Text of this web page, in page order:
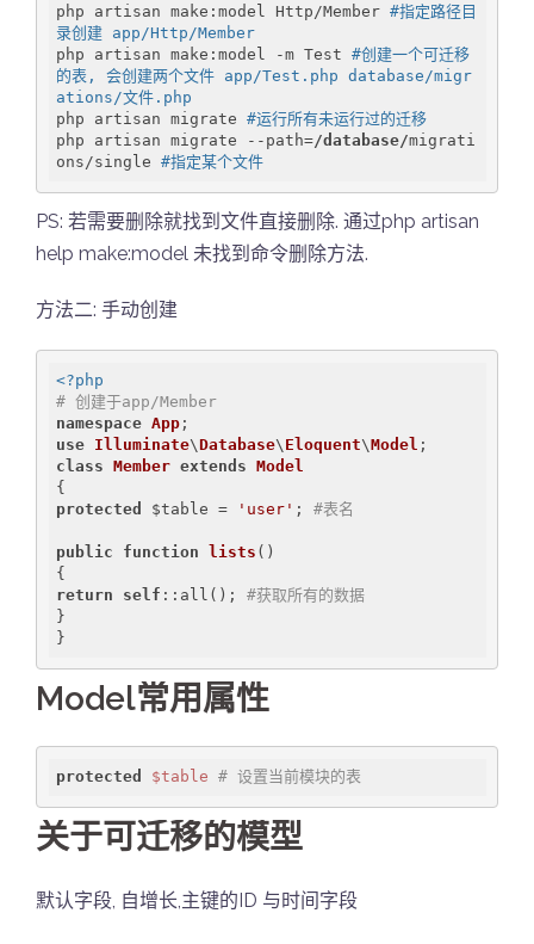
php artisan make:model Http/Member #指定路径目
录创建 app/Http/Member
php artisan make:model -m Test #创建一个可迁移
的表, 会创建两个文件 app/Test.php database/migr
ations/文件.php
php artisan migrate #运行所有未运行过的迁移
php artisan migrate --path=/database/migrati
ons/single #指定某个文件
PS: 若需要删除就找到文件直接删除. 通过php artisan
help make:model 未找到命令删除方法.
方法二: 手动创建
<?php
# 创建于app/Member
namespace App
use Illuminate\Database\ Eloquent\Model
class Member extends Model
protected
$table = 'user' ; #表名
public function lists ()
return
self ::all(); #获取所有的数据
}
Model常用属性
protected $table # 设置当前模块的表
关于可迁移的模型
默认字段, 自增长,主键的ID 与时间字段